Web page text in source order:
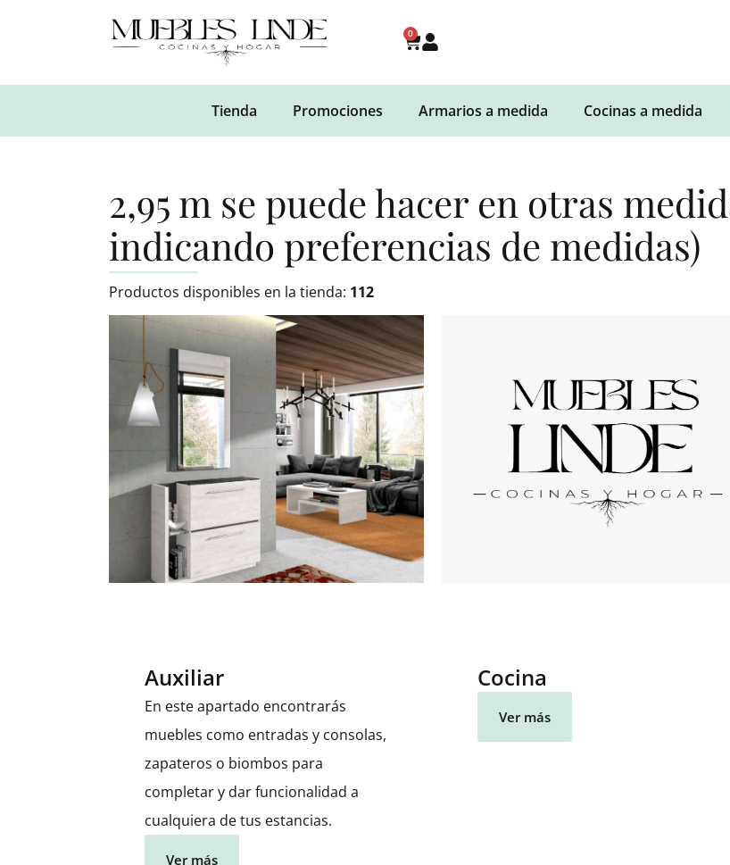
0
Tienda Promociones Armarios a medida Cocinas a medida
2,95 m se puede hacer en otras
indicando preferencias de medidas)
Productos disponibles en la tienda: 112
Auxiliar
En este apartado encontrarás
muebles como entradas y consolas,
zapateros o biombos para
completar y dar funcionalidad a
cualquiera de tus estancias.
Ver más
Cocina
Ver más